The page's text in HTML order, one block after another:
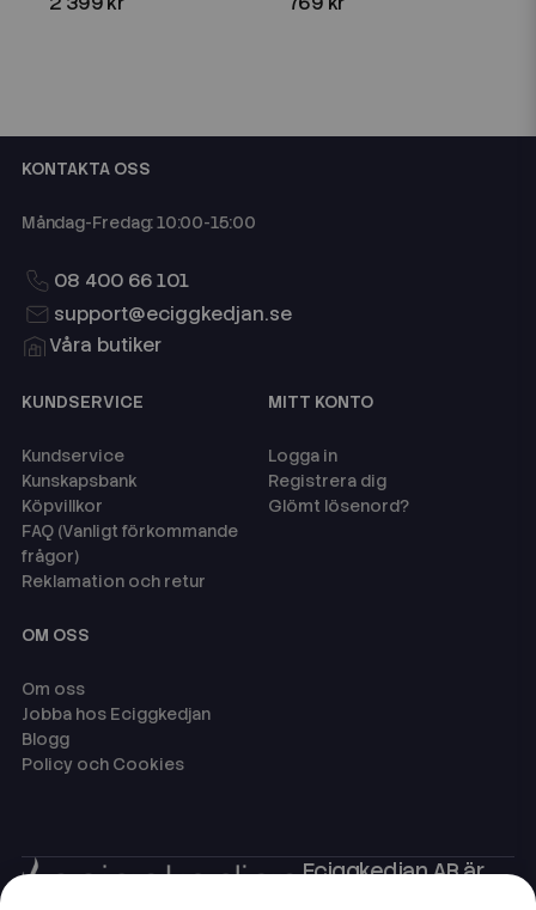
KONTAKTA OSS
Måndag-Fredag: 10:00-15:00
08 400 66 101
support@eciggkedjan.se
Våra butiker
KUNDSERVICE
Kundservice
Kunskapsbank
Köpvillkor
FAQ (Vanligt förkommande
frågor)
Reklamation och retur
MITT KONTO
Logga in
Registrera dig
Glömt lösenord?
OM OSS
Om oss
Jobba hos Eciggkedjan
Blogg
Policy och Cookies
Eciggkedjan AB är